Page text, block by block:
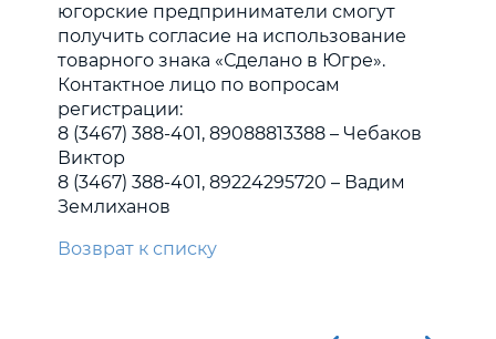
югорские предприниматели смогут
получить согласие на использование
товарного знака «Сделано в Югре».
Контактное лицо по вопросам
регистрации:
8 (3467) 388-401, 89088813388 – Чебаков
Виктор
8 (3467) 388-401, 89224295720 – Вадим
Землиханов
Возврат к списку